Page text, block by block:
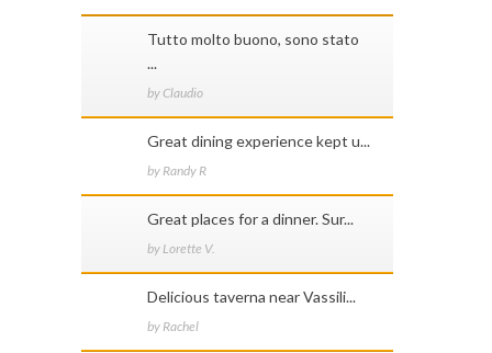
Tutto molto buono, sono stato
...
by Claudio
Great dining experience kept u...
by Randy R
Great places for a dinner. Sur...
by Lorette V.
Delicious taverna near Vassili...
by Rachel